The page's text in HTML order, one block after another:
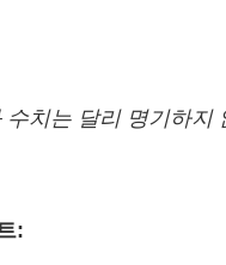
수치는 달리 명기하지
: